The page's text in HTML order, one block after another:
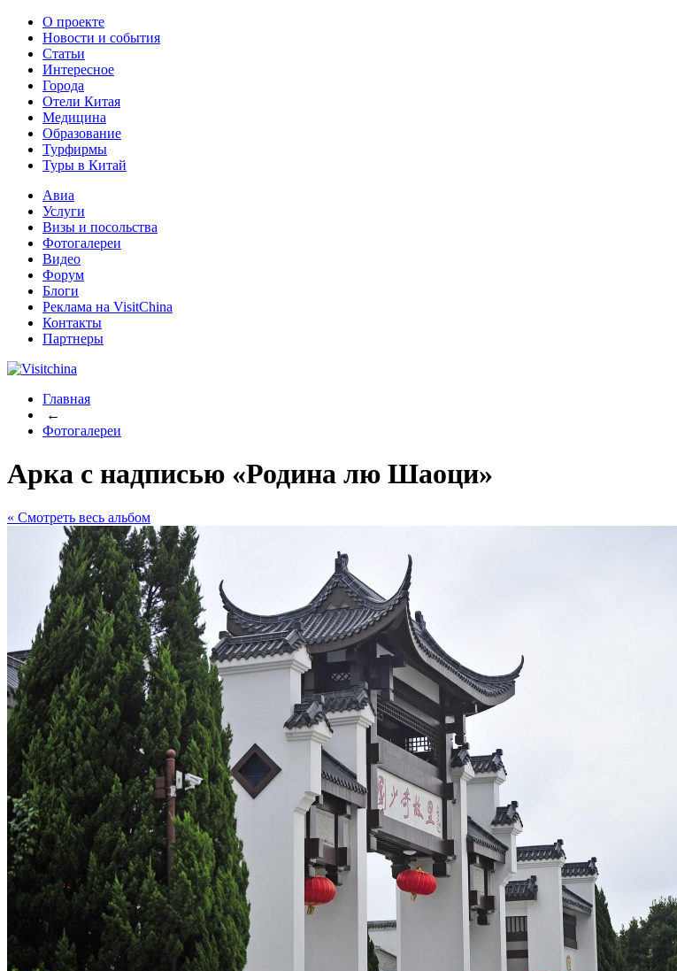
О проекте
Новости и события
Статьи
Интересное
Города
Отели Китая
Медицина
Образование
Турфирмы
Туры в Китай
Авиа
Услуги
Визы и посольства
Фотогалереи
Видео
Форум
Блоги
Реклама на VisitChina
Контакты
Партнеры
Главная
←
Фотогалереи
Арка с надписью «Родина лю Шаоци»
« Cмотреть весь альбом